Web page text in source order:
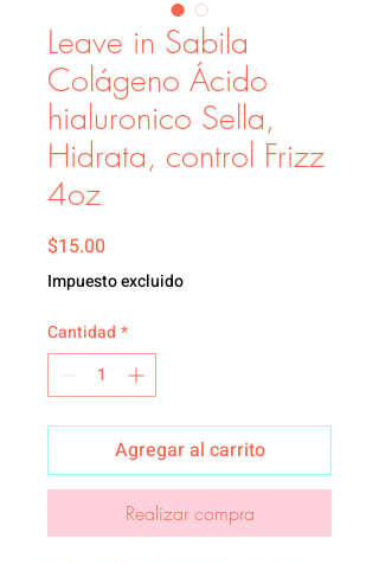
Leave in Sabila
Colágeno Ácido
hialuronico Sella,
Hidrata, control Frizz
4oz
$15.00Precio
Impuesto excluido
Cantidad *
Agregar al carrito
Realizar compra